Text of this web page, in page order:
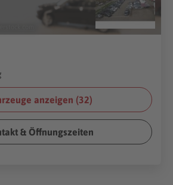
anzeigen (32)
& Öffnungszeiten